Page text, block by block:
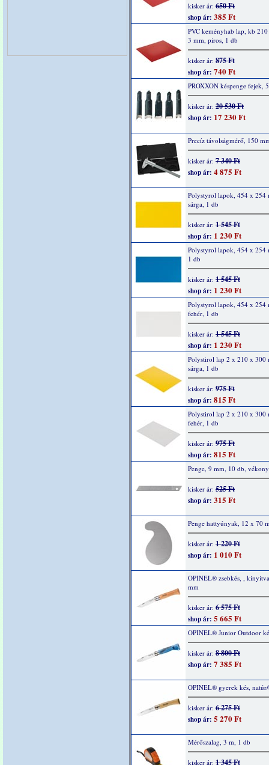
kisker ár: 650 Ft
shop ár: 385 Ft
PVC keményhab lap, kb
3 mm, piros, 1 db
kisker ár: 875 Ft
shop ár: 740 Ft
PROXXON késpenge fejek,
kisker ár: 20 530 Ft
shop ár: 17 230 Ft
Precíz távolságmérő, 150
kisker ár: 7 340 Ft
shop ár: 4 875 Ft
Polystyrol lapok, 454 x 254
sárga, 1 db
kisker ár: 1 545 Ft
shop ár: 1 230 Ft
Polystyrol lapok, 454 x 254
1 db
kisker ár: 1 545 Ft
shop ár: 1 230 Ft
Polystyrol lapok, 454 x 254
fehér, 1 db
kisker ár: 1 545 Ft
shop ár: 1 230 Ft
Polystirol lap 2 x 210 x 300
sárga, 1 db
kisker ár: 975 Ft
shop ár: 815 Ft
Polystirol lap 2 x 210 x 300
fehér, 1 db
kisker ár: 975 Ft
shop ár: 815 Ft
Penge, 9 mm, 10 db, vékony
kisker ár: 525 Ft
shop ár: 315 Ft
Penge hattyúnyak, 12 x 70
kisker ár: 1 220 Ft
shop ár: 1 010 Ft
OPINEL® zsebkés, ,
mm
kisker ár: 6 575 Ft
shop ár: 5 665 Ft
OPINEL® Junior Outdoor
kisker ár: 8 800 Ft
shop ár: 7 385 Ft
OPINEL® gyerek kés,
kisker ár: 6 275 Ft
shop ár: 5 270 Ft
Mérőszalag, 3 m, 1 db
kisker ár: 1 345 Ft